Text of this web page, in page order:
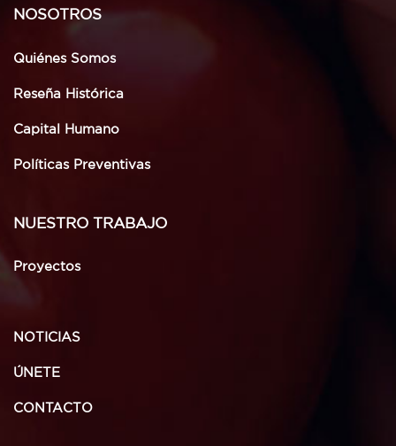
NOSOTROS
Quiénes Somos
Reseña Histórica
Capital Humano
Políticas Preventivas
NUESTRO TRABAJO
Proyectos
NOTICIAS
ÚNETE
CONTACTO